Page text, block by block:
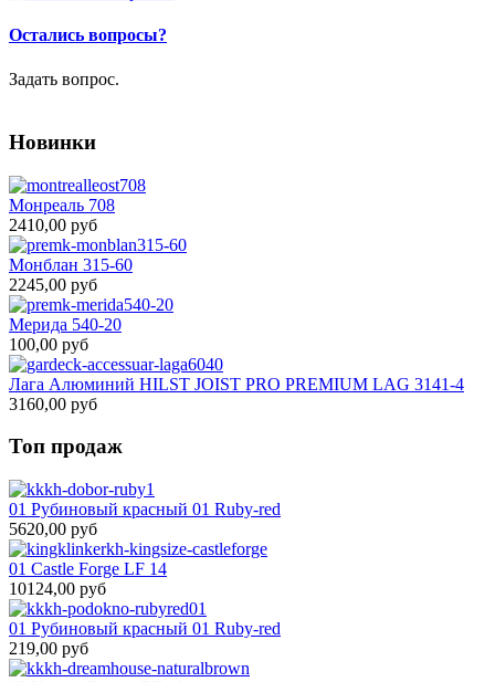
Остались вопросы?
Задать вопрос.
Новинки
Монреаль 708
2410,00 руб
Монблан 315-60
2245,00 руб
Мерида 540-20
100,00 руб
Лага Алюминий HILST JOIST PRO PREMIUM LAG 3141-4
3160,00 руб
Топ продаж
01 Рубиновый красный 01 Ruby-red
5620,00 руб
01 Castle Forge LF 14
10124,00 руб
01 Рубиновый красный 01 Ruby-red
219,00 руб